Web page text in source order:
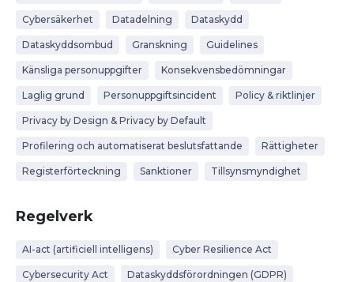
Cybersäkerhet Datadelning Dataskydd
Dataskyddsombud Granskning Guidelines
Känsliga personuppgifter Konsekvensbedömningar
Laglig grund Personuppgiftsincident Policy & riktlinjer
Privacy by Design & Privacy by Default
Profilering och automatiserat beslutsfattande Rättigheter
Registerförteckning Sanktioner Tillsynsmyndighet
Regelverk
AI-act (artificiell intelligens) Cyber Resilience Act
Cybersecurity Act Dataskyddsförordningen (GDPR)